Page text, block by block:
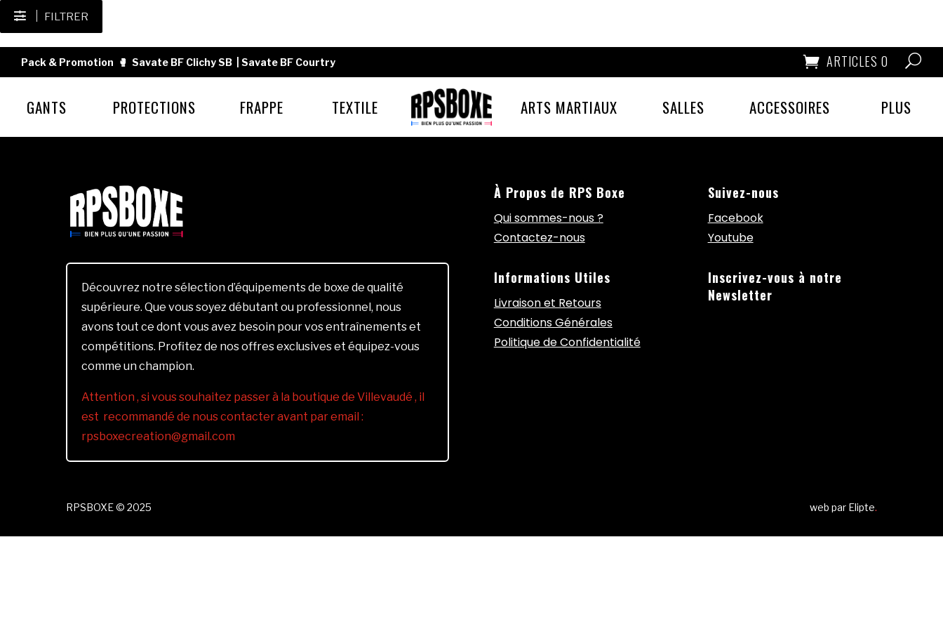
FILTRER
Pack & Promotion 🥊 Savate BF Clichy SB Savate BF Courtry ARTICLES 0
GANTS PROTECTIONS FRAPPE TEXTILE ARTS MARTIAUX SALLES ACCESSOIRES PLUS
Découvrez notre sélection d’équipements de boxe de qualité
supérieure. Que vous soyez débutant ou professionnel, nous
avons tout ce dont vous avez besoin pour vos entraînements et
compétitions. Profitez de nos offres exclusives et équipez-vous
comme un champion.
Attention , si vous souhaitez passer à la boutique de Villevaudé , il
est recommandé de nous contacter avant par email :
rpsboxecreation@gmail.com
À Propos de RPS Boxe
Qui sommes-nous ?
Contactez-nous
Informations Utiles
Livraison et Retours
Conditions Générales
Politique de Confidentialité
Suivez-nous
Facebook
Youtube
Inscrivez-vous à notre
Newsletter
RPSBOXE © 2025 web par Elipte.